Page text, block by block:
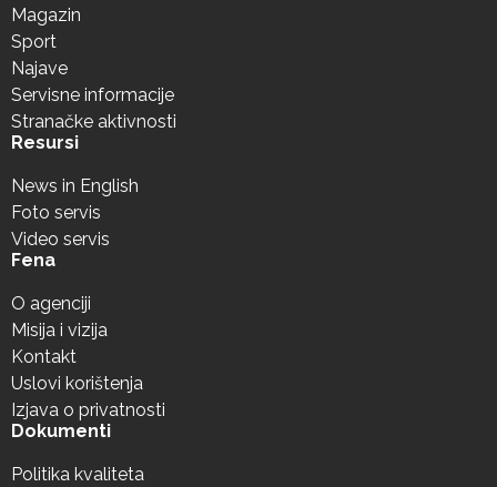
Magazin
Sport
Najave
Servisne informacije
Stranačke aktivnosti
Resursi
News in English
Foto servis
Video servis
Fena
O agenciji
Misija i vizija
Kontakt
Uslovi korištenja
Izjava o privatnosti
Dokumenti
Politika kvaliteta